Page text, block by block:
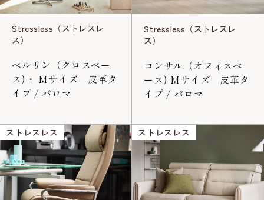
Stressless（ストレスレ
ス）
ベルリン（クロスベー
ス)・ Mサイズ 皮革タ
イプ / パロマ
Stressless（ストレスレ
ス）
コンサル（オフィスベ
ース) Mサイズ 皮革タ
イプ / パロマ
ストレスレス ストレスレス